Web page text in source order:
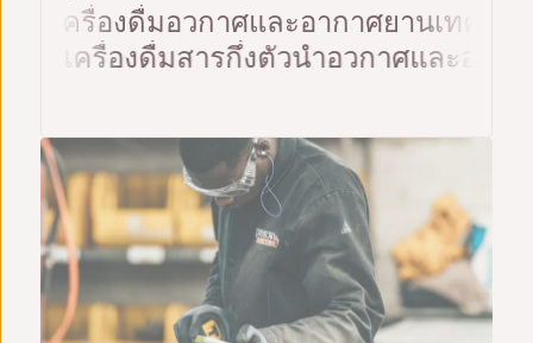
เครื่องดื่มอวกาศและอากาศยานเทคโนโล
หารและเครื่องดื่มสารกึ่งตัวนำอวกาศและ